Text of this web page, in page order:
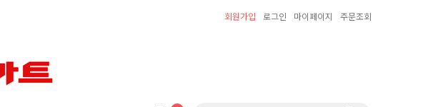
회원가입 로그인 마이페이지 주문조회